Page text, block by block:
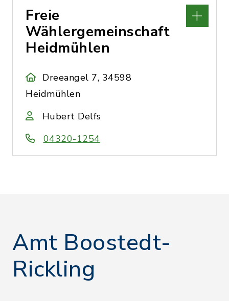
Freie
Wählergemeinschaft
Heidmühlen
Dreeangel 7, 34598
Heidmühlen
Hubert Delfs
04320-1254
Amt Boostedt-
Rickling